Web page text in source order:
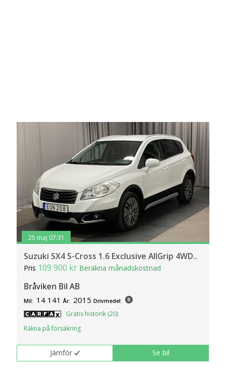
25 maj 07:31
Suzuki SX4 S-Cross 1.6 Exclusive AllGrip 4WD..
Pris 109 900 kr Beräkna månadskostnad
Bråviken Bil AB
Mil: 14 141 År: 2015 Drivmedel:
Gratis historik (20)
Räkna på försäkring
Jämför Se bil